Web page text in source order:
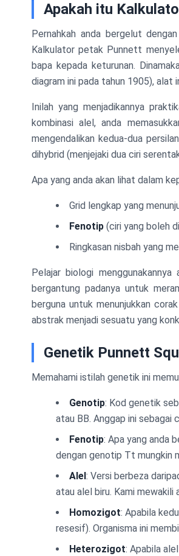
Apakah itu
Pernahkah anda bergelut
Kalkulator petak Punnett
bapa kepada keturunan.
diagram ini pada tahun 1905), alat
Inilah yang menjadikannya
kombinasi alel, anda
mengendalikan kedua-dua
dihybrid (menjejaki dua ciri
Apa yang anda akan lihat dalam
Grid lengkap yang
Fenotip (ciri yang boleh
Ringkasan nisbah yang
Pelajar biologi
bergantung padanya untuk
berguna untuk menunjukkan
abstrak menjadi sesuatu yang
Genetik Punnett
Memahami istilah genetik ini
Genotip: Kod genetik
atau BB. Anggap ini sebagai
Fenotip: Apa yang anda
dengan genotip Tt mungkin
Alel: Versi berbeza
atau alel biru. Kami mewakili
Homozigot: Apabila
resesif). Organisma ini
Heterozigot: Apabila